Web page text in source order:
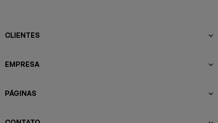
CLIENTES
EMPRESA
PÁGINAS